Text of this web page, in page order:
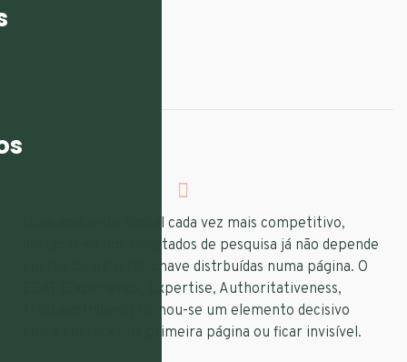
Seo
Num ambiente digital cada vez mais competitivo,
destacar-se nos resultados de pesquisa já não depende
apenas de palavras-chave distrbuídas numa página. O
EEAT (Experience, Expertise, Authoritativeness,
Trustworthiness) tornou-se um elemento decisivo
entre aparecer na primeira página ou ficar invisível.